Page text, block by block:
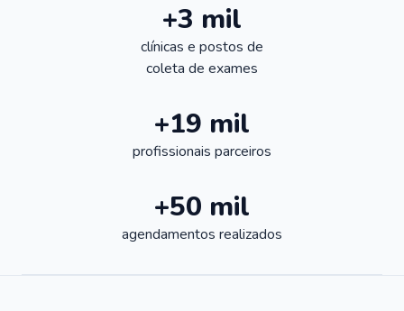
+3 mil
clínicas e postos de
coleta de exames
+19 mil
profissionais parceiros
+50 mil
agendamentos realizados